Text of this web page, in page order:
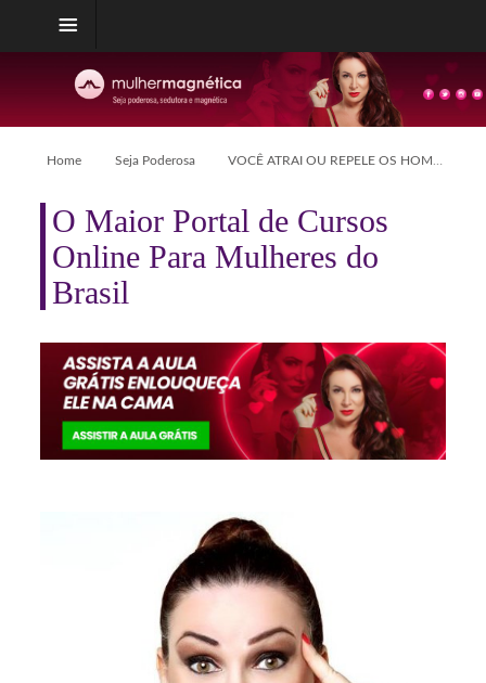
Home Seja Poderosa VOCÊ ATRAI OU REPELE OS HOMENS?
O Maior Portal de Cursos
Online Para Mulheres do
Brasil